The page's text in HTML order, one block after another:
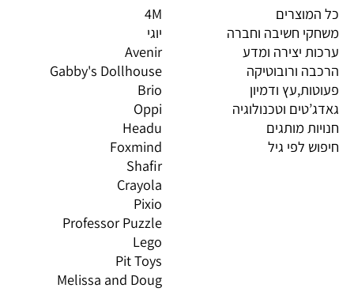
מובילות
חשיבה וחברה
יצירה ומדע
ורובוטיקה
ודמיון
מותגים מובילים
Avenir
Gabby's Dollhouse
Headu
Foxmind
Shafir
Crayola
Professor Puzzle